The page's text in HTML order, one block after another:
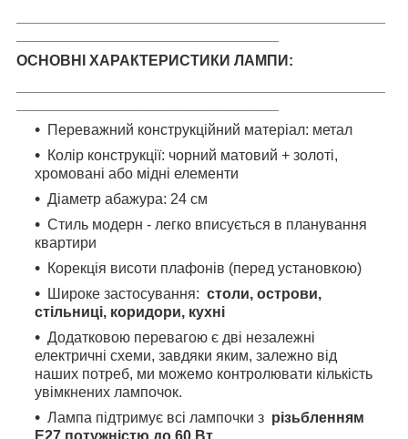
ОСНОВНІ ХАРАКТЕРИСТИКИ ЛАМПИ:
Переважний конструкційний матеріал: метал
Колір конструкції: чорний матовий + золоті,
хромовані або мідні елементи
Діаметр абажура: 24 см
Стиль модерн - легко вписується в планування
квартири
Корекція висоти плафонів (перед установкою)
Широке застосування: столи, острови,
стільниці, коридори, кухні
Додатковою перевагою є дві незалежні
електричні схеми, завдяки яким, залежно від
наших потреб, ми можемо контролювати кількість
увімкнених лампочок.
Лампа підтримує всі лампочки з різьбленням
E27 потужністю до 60 Вт.